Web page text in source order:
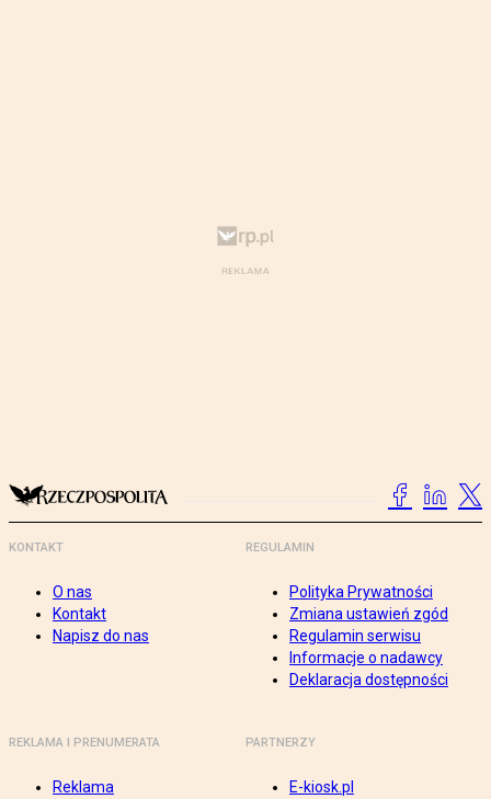
KONTAKT
O nas
Kontakt
Napisz do nas
REGULAMIN
Polityka Prywatności
Zmiana ustawień zgód
Regulamin serwisu
Informacje o nadawcy
Deklaracja dostępności
REKLAMA I PRENUMERATA
Reklama
PARTNERZY
E-kiosk.pl